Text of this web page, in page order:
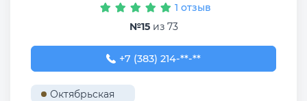
1 отзыв
№15из 73
+7 (383) 214-96-22
+7 (383) 214-**-**
Октябрьская